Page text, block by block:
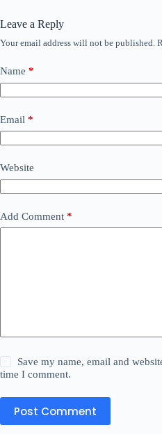
Leave a Reply
Your email address will not be published.
Name *
Email *
Website
Add Comment *
Save my name, email and
time I comment.
Post Comment